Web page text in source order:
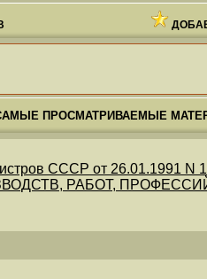
ПРОСМАТРИВАЕМЫЕ
СССР от 26.01.1991 N
РАБОТ,